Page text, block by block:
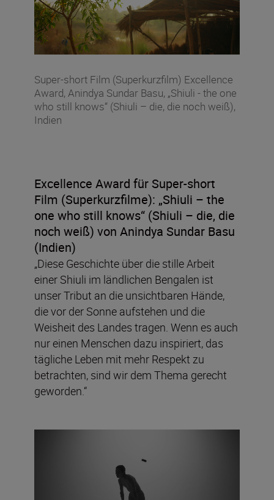
Super-short Film (Superkurzfilm) Excellence
Award, Anindya Sundar Basu, „Shiuli - the one
who still knows“ (Shiuli – die, die noch weiß),
Indien
Excellence Award für Super-short
Film (Superkurzfilme): „Shiuli – the
one who still knows“ (Shiuli – die, die
noch weiß) von Anindya Sundar Basu
(Indien)
„Diese Geschichte über die stille Arbeit
einer Shiuli im ländlichen Bengalen ist
unser Tribut an die unsichtbaren Hände,
die vor der Sonne aufstehen und die
Weisheit des Landes tragen. Wenn es auch
nur einen Menschen dazu inspiriert, das
tägliche Leben mit mehr Respekt zu
betrachten, sind wir dem Thema gerecht
geworden.“